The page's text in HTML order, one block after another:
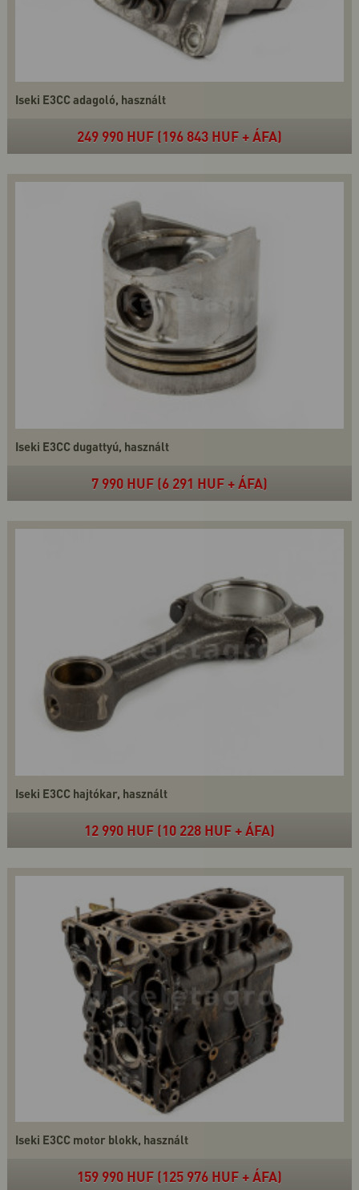
Iseki E3CC adagoló, használt
249 990 HUF (196 843 HUF + ÁFA)
Iseki E3CC dugattyú, használt
7 990 HUF (6 291 HUF + ÁFA)
Iseki E3CC hajtókar, használt
12 990 HUF (10 228 HUF + ÁFA)
Iseki E3CC motor blokk, használt
159 990 HUF (125 976 HUF + ÁFA)